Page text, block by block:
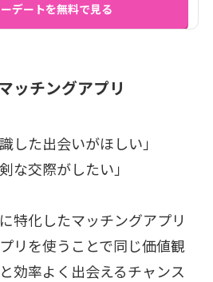
デートを無料で見る
ッチングアプリ
した出会いがほしい」
な交際がしたい」
特化したマッチングアプリ
リを使うことで同じ価値観
効率よく出会えるチャンス